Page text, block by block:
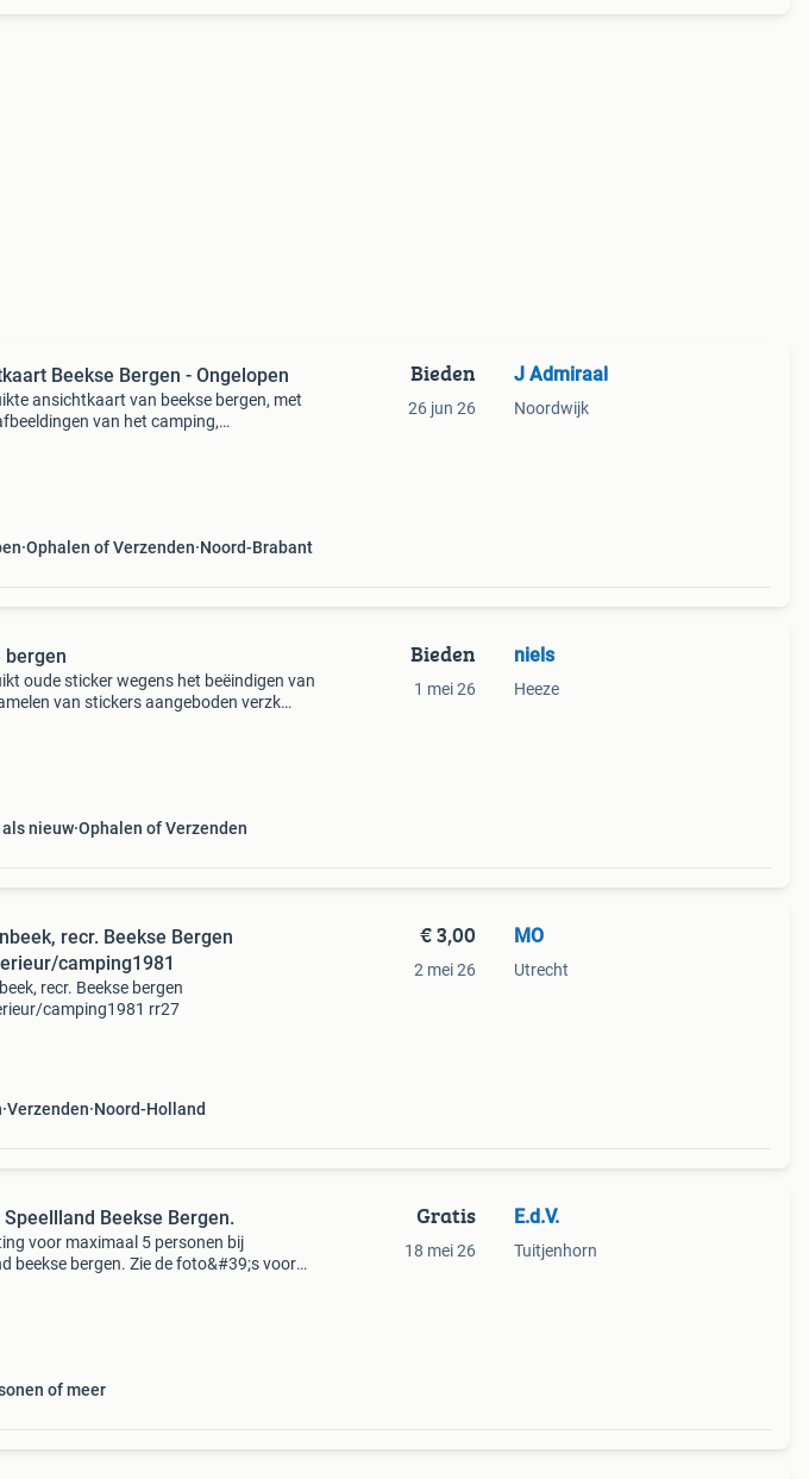
Beekse Bergen - Ongelopen
ansichtkaart van beekse bergen, met
van het camping,
Ophalen of Verzenden Noord-Brabant
Bieden
26 jun 26
J Admiraal
Noordwijk
bergen
oude sticker wegens het beëindigen van
van stickers aangeboden verzk
nieuw Ophalen of Verzenden
Bieden
1 mei 26
niels
Heeze
recr. Beekse Bergen
camping1981
recr. Beekse bergen
camping1981 rr27
Verzenden Noord-Holland
€ 3,00
2 mei 26
MO
Utrecht
Beekse Bergen.
voor maximaal 5 personen bij
beekse bergen. Zie de foto&#39;s voor
of meer
Gratis
18 mei 26
E.d.V.
Tuitjenhorn